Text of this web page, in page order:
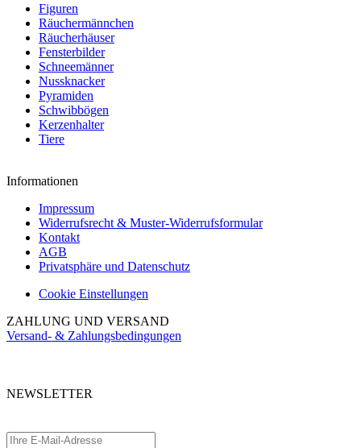
Figuren
Räuchermännchen
Räucherhäuser
Fensterbilder
Schneemänner
Nussknacker
Pyramiden
Schwibbögen
Kerzenhalter
Tiere
Informationen
Impressum
Widerrufsrecht & Muster-Widerrufsformular
Kontakt
AGB
Privatsphäre und Datenschutz
Cookie Einstellungen
ZAHLUNG UND VERSAND
Versand- & Zahlungsbedingungen
NEWSLETTER